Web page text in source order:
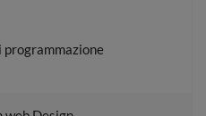
programmazione